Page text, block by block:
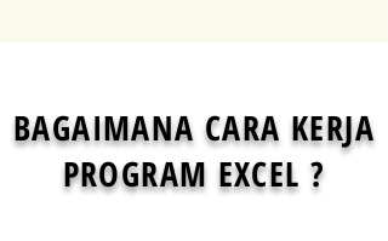
BAGAIMANA CARA KERJA
PROGRAM EXCEL ?